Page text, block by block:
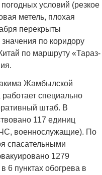
условий (резкое
метель, плохая
перекрыты
значения по коридору
по маршруту «Тараз-
Жамбылской
специально
штаб. В
117 единиц
военнослужащие). По
спасательными
1279
6 пунктах обогрева в